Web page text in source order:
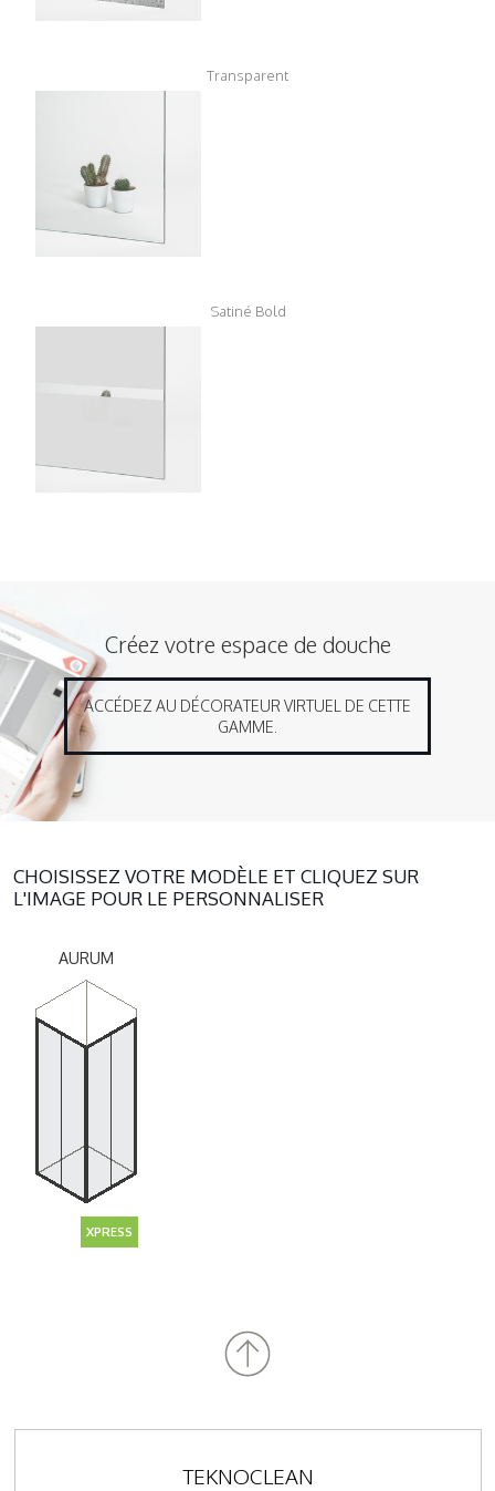
Transparent
Satiné Bold
Créez votre espace de douche
ACCÉDEZ AU DÉCORATEUR VIRTUEL DE CETTE
GAMME.
CHOISISSEZ VOTRE MODÈLE ET CLIQUEZ SUR
L'IMAGE POUR LE PERSONNALISER
AURUM
XPRESS
TEKNOCLEAN